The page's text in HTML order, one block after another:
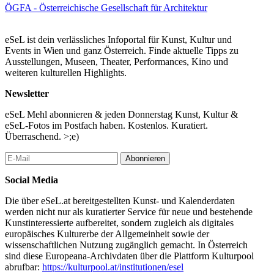
Elektrifizierung der Tramway: Die Stadt war mit diesen Projekten
Infrastrukturen – etwa der Bildung, des Wohnens und des
Verkehrs.
Welche Anforderungen stellen sich heute, angesichts der
gegenwärtigen multiplen Krisen für die Infrastrukturen der Stadt,
was sind ihre räumlichen Perspektiven? Eine
Mit: Andreas Nierhaus, u.a.
Moderation: Michael Klein und Maik Novotny / ÖGFA
...Mehr lesen
ÖGFA - Österreichische Gesellschaft für Architektur
eSeL ist dein verlässliches Infoportal für Kunst, Kultur und
Events in Wien und ganz Österreich. Finde aktuelle Tipps zu
Ausstellungen, Museen, Theater, Performances, Kino und
weiteren kulturellen Highlights.
Newsletter
eSeL Mehl abonnieren & jeden Donnerstag Kunst, Kultur &
eSeL-Fotos im Postfach haben. Kostenlos. Kuratiert.
Überraschend. >;e)
Abonnieren
Social Media
Die über eSeL.at bereitgestellten Kunst- und Kalenderdaten
werden nicht nur als kuratierter Service für neue und bestehende
Kunstinteressierte aufbereitet, sondern zugleich als digitales
europäisches Kulturerbe der Allgemeinheit sowie der
wissenschaftlichen Nutzung zugänglich gemacht. In Österreich
sind diese Europeana-Archivdaten über die Plattform Kulturpool
abrufbar: https://kulturpool.at/institutionen/esel